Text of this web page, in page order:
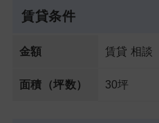
賃貸条件
金額 賃貸 相談
面積（坪数） 30坪